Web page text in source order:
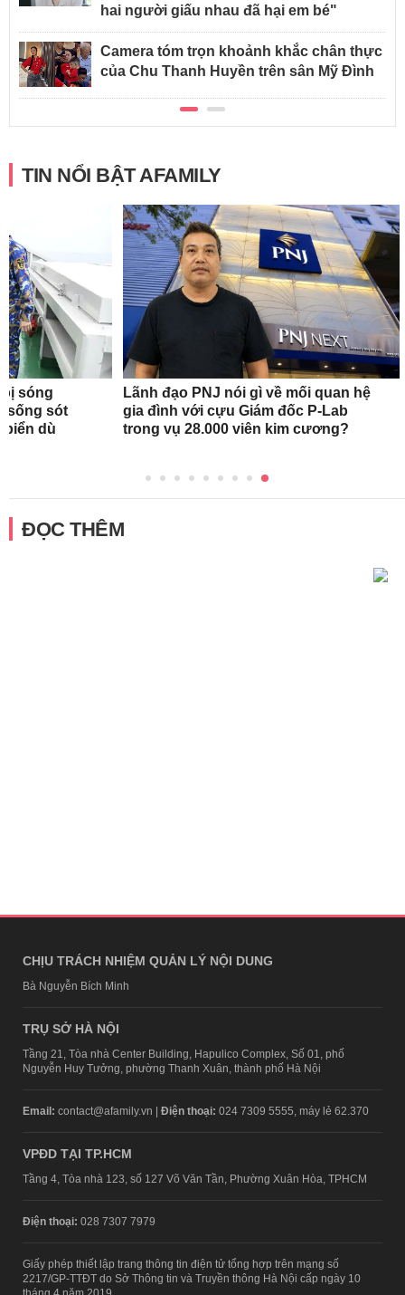
hai người giấu nhau đã hại em bé"
Camera tóm trọn khoảnh khắc chân thực
của Chu Thanh Huyền trên sân Mỹ Đình
TIN NỔI BẬT AFAMILY
sóng
sống sót
biển dù
Lãnh đạo PNJ nói gì về mối quan hệ
gia đình với cựu Giám đốc P-Lab
trong vụ 28.000 viên kim cương?
ĐỌC THÊM
CHỊU TRÁCH NHIỆM QUẢN LÝ NỘI DUNG
Bà Nguyễn Bích Minh
TRỤ SỞ HÀ NỘI
Tầng 21, Tòa nhà Center Building, Hapulico Complex, Số 01, phố
Nguyễn Huy Tưởng, phường Thanh Xuân, thành phố Hà Nội
Email: contact@afamily.vn | Điện thoại: 024 7309 5555, máy lẻ 62.370
VPĐD TẠI TP.HCM
Tầng 4, Tòa nhà 123, số 127 Võ Văn Tần, Phường Xuân Hòa, TPHCM
Điện thoại: 028 7307 7979
Giấy phép thiết lập trang thông tin điện tử tổng hợp trên mạng số
2217/GP-TTĐT do Sở Thông tin và Truyền thông Hà Nội cấp ngày 10